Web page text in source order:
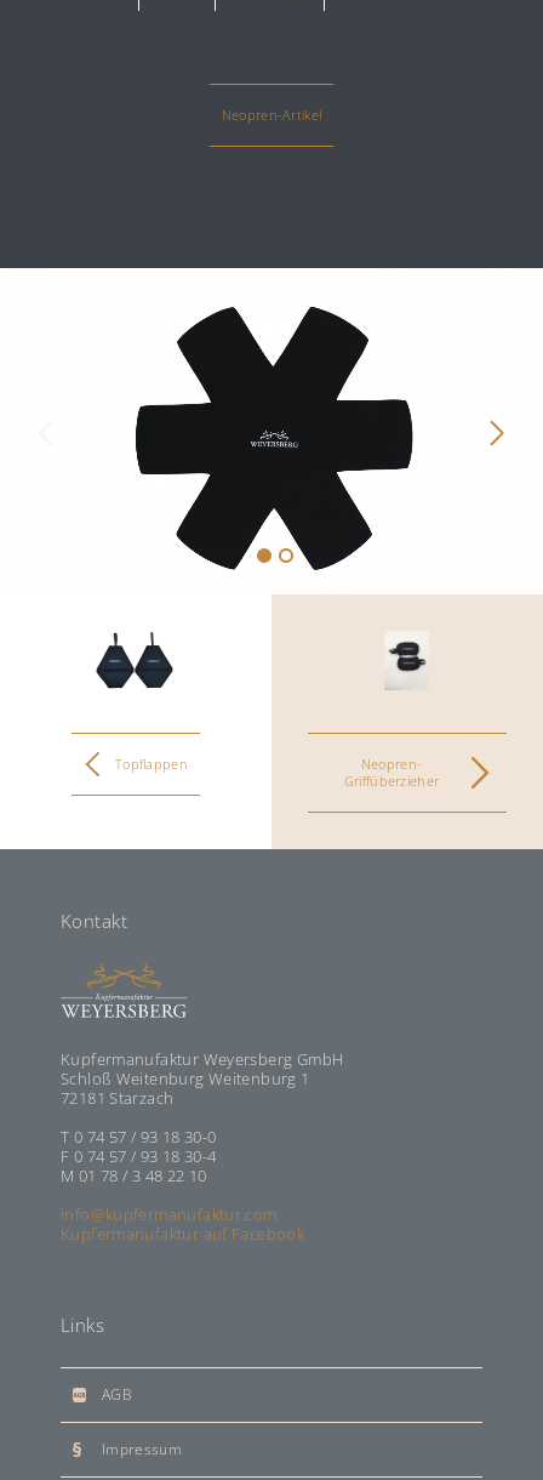
Neopren-Artikel
Topflappen
Neopren-
Griffüberzieher
Kontakt
Kupfermanufaktur Weyersberg GmbH
Schloß Weitenburg Weitenburg 1
72181 Starzach
T 0 74 57 / 93 18 30-0
F 0 74 57 / 93 18 30-4
M 01 78 / 3 48 22 10
info@kupfermanufaktur.com
Kupfermanufaktur auf Facebook
Links
AGB
Impressum